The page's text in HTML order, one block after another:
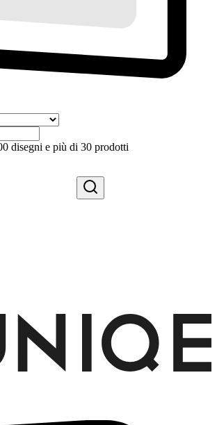
disegni e più di 30 prodotti